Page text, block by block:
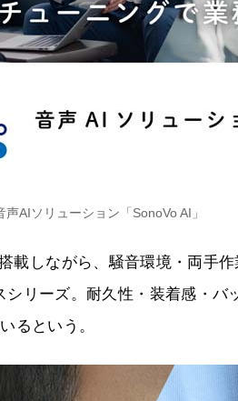
声AIソリューション「SonoVo AI」
載しながら、騒音環境・両手
リーズ。耐久性・装着感・バ
るという。